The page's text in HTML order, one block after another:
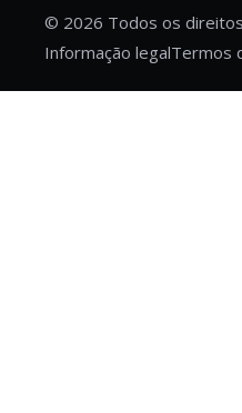
© 2026 Todos os
Informação legalTermos